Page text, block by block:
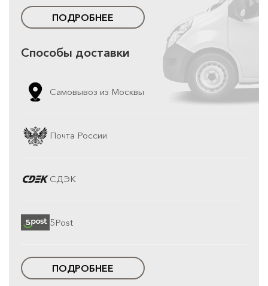
ПОДРОБНЕЕ
Способы доставки
Самовывоз из Москвы
Почта России
СДЭК
5Post
ПОДРОБНЕЕ